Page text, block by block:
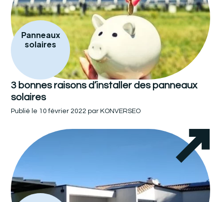
Panneaux
solaires
3 bonnes raisons d’installer des panneaux
solaires
Publié le 10 février 2022 par KONVERSEO